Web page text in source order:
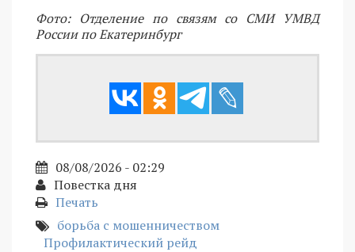
Фото: Отделение по связям со СМИ УМВД
России по Екатеринбург
08/08/2026 - 02:29
Повестка дня
Печать
борьба с мошенничеством
Профилактический рейд